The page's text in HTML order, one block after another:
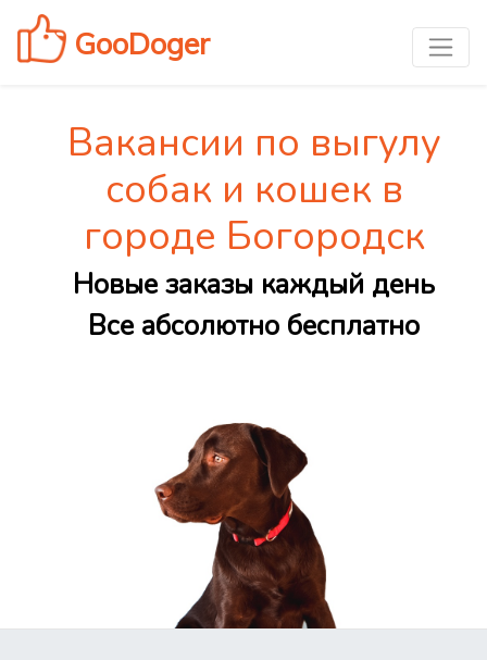
GooDoger
Вакансии по выгулу
собак и кошек в
городе Богородск
Новые заказы каждый день
Все абсолютно бесплатно